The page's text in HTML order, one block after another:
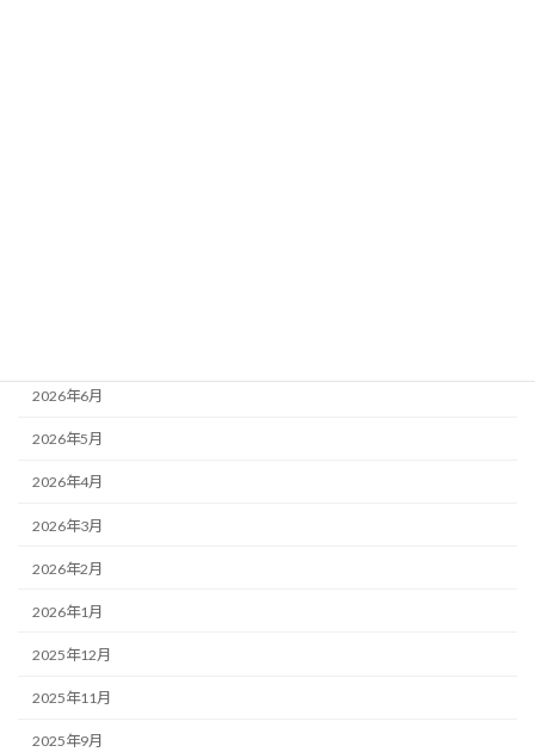
2026年6月
2026年5月
2026年4月
2026年3月
2026年2月
2026年1月
2025年12月
2025年11月
2025年9月